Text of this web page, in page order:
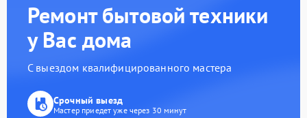
Ремонт бытовой техники
у Вас дома
С выездом квалифицированного мастера
Срочный выезд
Мастер приедет уже через 30 минут